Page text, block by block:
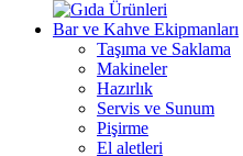
Bar ve Kahve Ekipmanları
Taşıma ve Saklama
Makineler
Hazırlık
Servis ve Sunum
Pişirme
El aletleri